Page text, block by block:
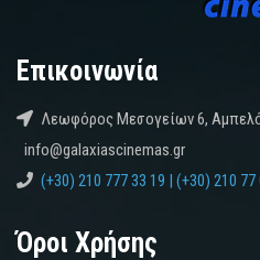
Επικοινωνία
Λεωφόρος Μεσογείων 6,
info@galaxiascinemas.gr
(+30) 210 777 33 19 | (+30) 210 77
Όροι Χρήσης